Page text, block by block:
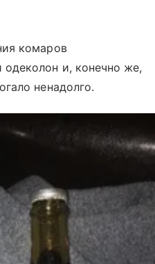
комаров
одеколон и, конечно же,
ненадолго.